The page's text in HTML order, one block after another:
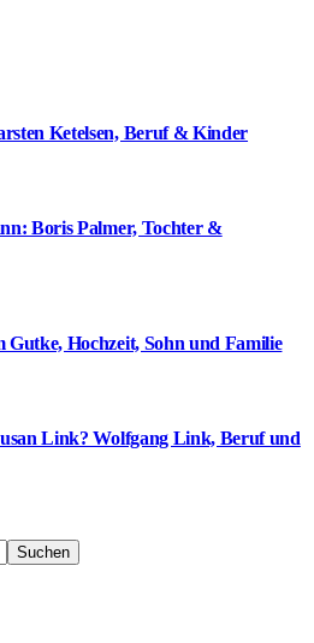
Ketelsen, Beruf & Kinder
Boris Palmer, Tochter &
Hochzeit, Sohn und Familie
Link? Wolfgang Link, Beruf und
Suchen